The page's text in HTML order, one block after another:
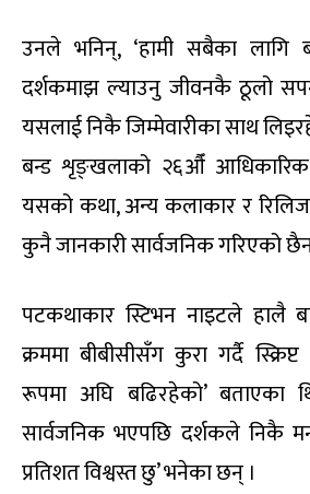
उनले भनिन्, ‘हामी सबैका लागि
दर्शकमाझ ल्याउनु जीवनकै ठूलो
यसलाई निकै जिम्मेवारीका साथ
बन्ड शृङ्खलाको २६औँ
यसको कथा, अन्य कलाकार र
कुनै जानकारी सार्वजनिक गरिएको
पटकथाकार स्टिभन नाइटले हालै
क्रममा बीबीसीसँग कुरा गर्दै
रूपमा अघि बढिरहेको’ बताएका
सार्वजनिक भएपछि दर्शकले निकै
प्रतिशत विश्वस्त छु’ भनेका छन् ।